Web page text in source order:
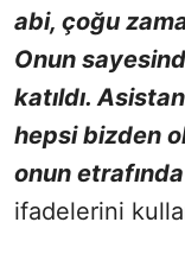
abi, çoğu
Onun
katıldı.
hepsi bizden
onun
ifadelerini